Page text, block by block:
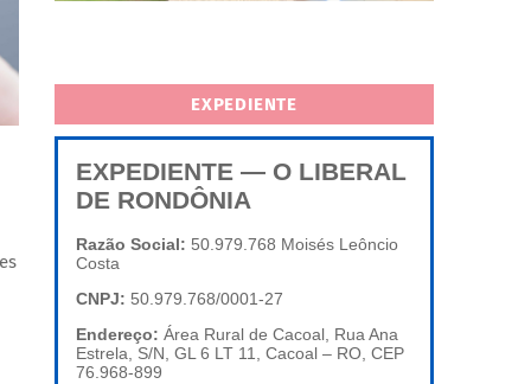
EXPEDIENTE
EXPEDIENTE — O LIBERAL
DE RONDÔNIA
Razão Social: 50.979.768 Moisés Leôncio
Costa
CNPJ: 50.979.768/0001-27
Endereço: Área Rural de Cacoal, Rua Ana
Estrela, S/N, GL 6 LT 11, Cacoal – RO, CEP
76.968-899